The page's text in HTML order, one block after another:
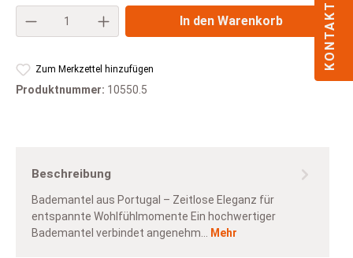
Produkt Anzahl: Gib den gewünschten
In den Warenkorb
Zum Merkzettel hinzufügen
Produktnummer: 10550.5
Beschreibung
Bademantel aus Portugal – Zeitlose Eleganz für
entspannte Wohlfühlmomente Ein hochwertiger
Bademantel verbindet angenehm…
Mehr
KONTAKT